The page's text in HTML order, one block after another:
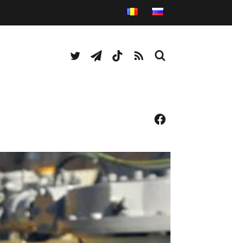
Caută
RSS
TikTok
Telegram
Twitter
Facebook